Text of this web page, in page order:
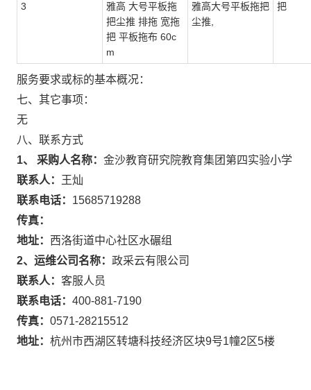
3
雅高 大号平板拖
把尘推 排拖 宽拖
把 平板拖布 60c
m
雅高大号平板拖把
尘推,
把
服务要求或标的基本概况：
七、其它事项：
无
八、联系方式
1、 采购人名称： 金沙教育研究院教育集团第四实验小学
联系人：
王灿
联系电话： 15685719288
传真：
地址： 西洛街道中心社区水碾组
2、运维公司名称： 政采云有限公司
联系人： 客服人员
联系电话： 400-881-7190
传真： 0571-28215512
地址： 杭州市西湖区转塘科技经济区块9号1幢2区5楼